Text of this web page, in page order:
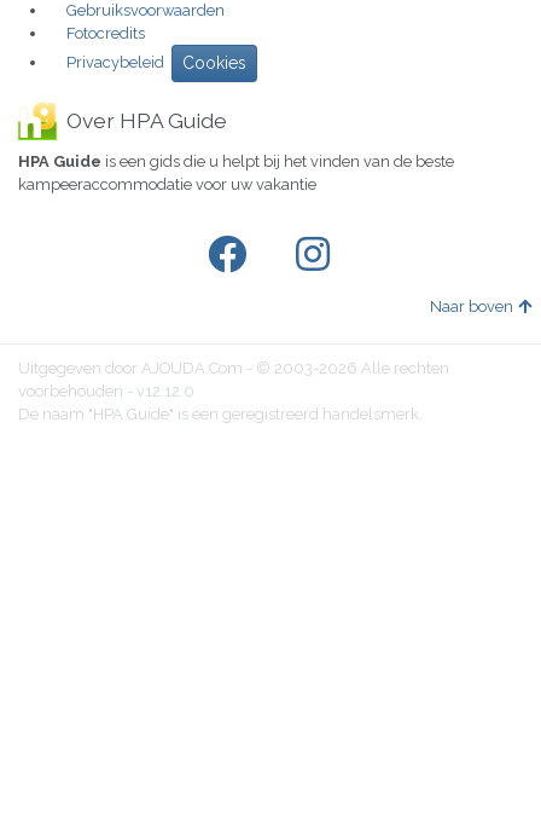
Gebruiksvoorwaarden
Fotocredits
Privacybeleid
Cookies
Over HPA Guide
HPA Guide is een gids die u helpt bij het vinden van de beste
kampeeraccommodatie voor uw vakantie
Naar boven
Uitgegeven door AJOUDA.Com - © 2003-2026 Alle rechten
voorbehouden - v12.12.0
De naam "HPA Guide" is een geregistreerd handelsmerk.